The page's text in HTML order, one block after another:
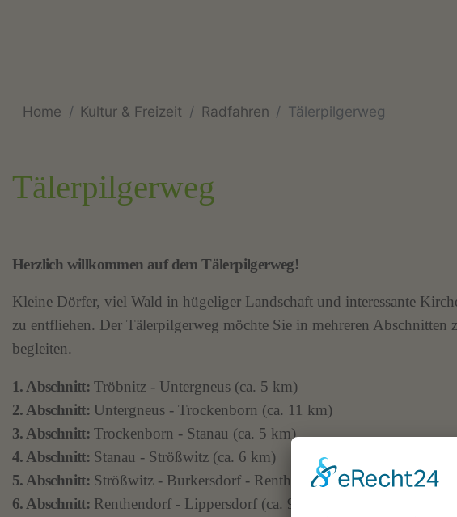
Home Kultur & Freizeit Radfahren Tälerpilgerweg
Tälerpilgerweg
Herzlich willkommen auf dem Tälerpilgerweg!
Kleine Dörfer, viel Wald in hügeliger Landschaft und interessante
zu entfliehen. Der Tälerpilgerweg möchte Sie in mehreren Abschnitten
begleiten.
1. Abschnitt: Tröbnitz - Untergneus (ca. 5 km)
2. Abschnitt: Untergneus - Trockenborn (ca. 11 km)
3. Abschnitt: Trockenborn - Stanau (ca. 5 km)
4. Abschnitt: Stanau - Strößwitz (ca. 6 km)
5. Abschnitt: Strößwitz - Burkersdorf - Renthendorf (ca. 10 km)
6. Abschnitt: Renthendorf - Lippersdorf (ca. 9 km)